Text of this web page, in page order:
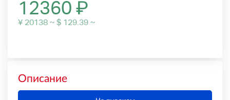
12360 ₽
¥ 20138 ~ $ 129.39 ~
Описание